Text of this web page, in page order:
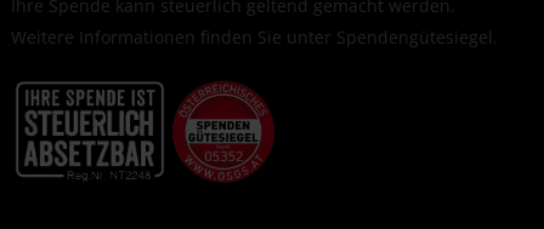
Ihre Spende kann steuerlich geltend gemacht werden.
Weitere Informationen finden Sie unter Spendengütesiegel